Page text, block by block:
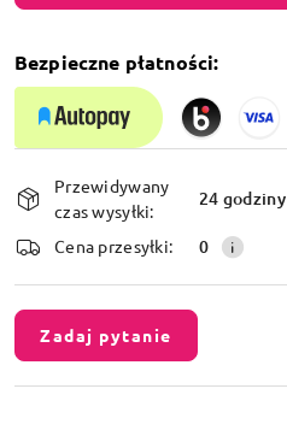
Bezpieczne płatności:
Dostępność
i
dostawa
Przewidywany
czas wysyłki:
24 godziny
Cena przesyłki: 0
Zadaj pytanie